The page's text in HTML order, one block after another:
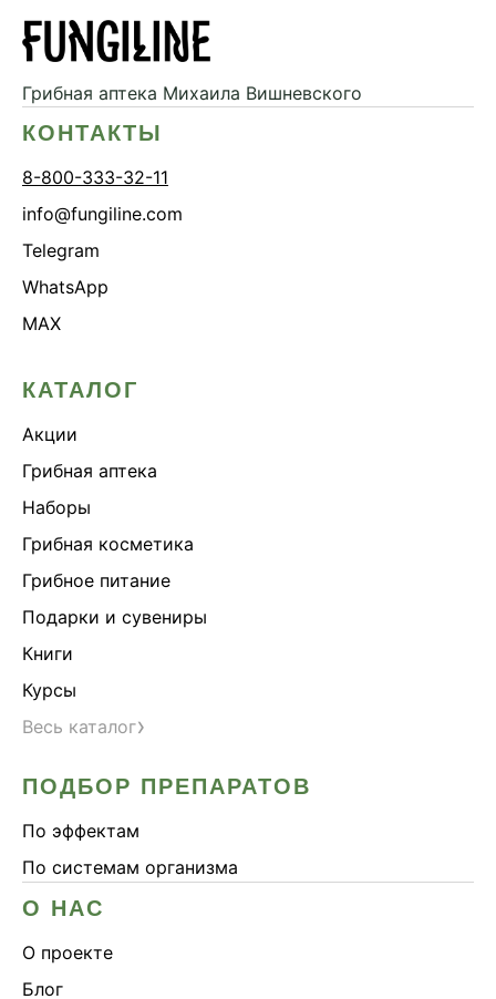
Здоровье почек
Йохимбе
Каштан конский
Китайский кордицепс
Кордицепс
Косметика
Крепкие кости
Майтаке
Онколинейка
Онкопротектор
Орех чёрный
Острое зрение
Память
Поддержка иммунитета
Помощь при аллергии
Продуктивность
Противовирусное
Противовоспалительное
Расторопша
СДВГ
Грибная аптека Михаила Вишневского
КОНТАКТЫ
8-800-333-32-11
info@fungiline.com
Telegram
WhatsApp
MAX
КАТАЛОГ
Акции
Грибная аптека
Наборы
Грибная косметика
Грибное питание
Подарки и сувениры
Книги
Курсы
Весь каталог›
ПОДБОР ПРЕПАРАТОВ
По эффектам
По системам организма
О НАС
О проекте
Блог